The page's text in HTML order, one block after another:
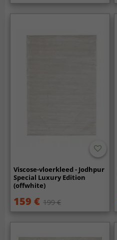
Viscose-vloerkleed - Jodhpur
Special Luxury Edition
(offwhite)
159 € 199 €